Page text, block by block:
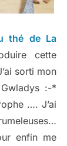
thé de La
cette
sorti mon
:-*
…. J’ai
enfin me